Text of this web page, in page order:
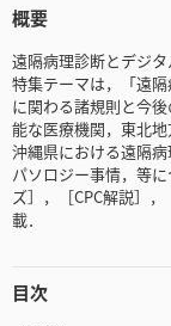
概要
遠隔病理診断とデジ
特集テーマは，「遠
に関わる諸規則と今
能な医療機関，東北
沖縄県における遠隔
パソロジー事情，等
ズ］，［CPC解説］
載．
目次